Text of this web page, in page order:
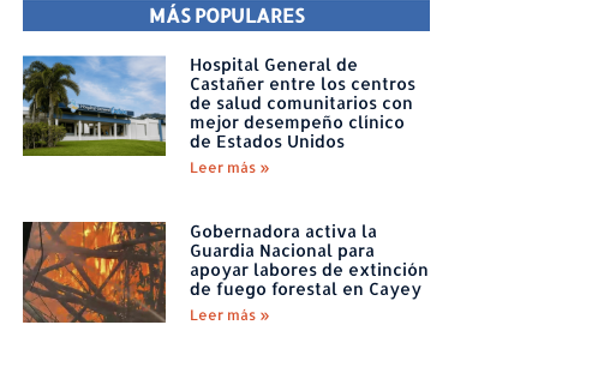
MÁS POPULARES
Hospital General de
Castañer entre los centros
de salud comunitarios con
mejor desempeño clínico
de Estados Unidos
Leer más »
Gobernadora activa la
Guardia Nacional para
apoyar labores de extinción
de fuego forestal en Cayey
Leer más »